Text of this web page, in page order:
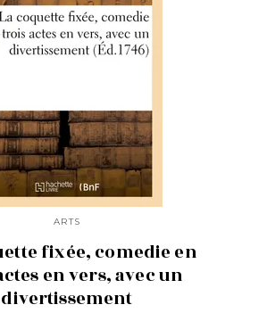
ARTS
fixée, comedie en
en vers, avec un
divertissement